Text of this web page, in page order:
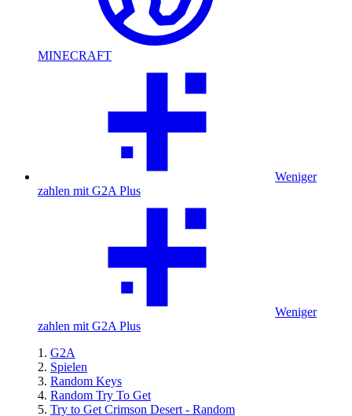
MINECRAFT
Weniger
zahlen mit G2A Plus
Weniger
zahlen mit G2A Plus
G2A
Spielen
Random Keys
Random Try To Get
Try to Get Crimson Desert - Random